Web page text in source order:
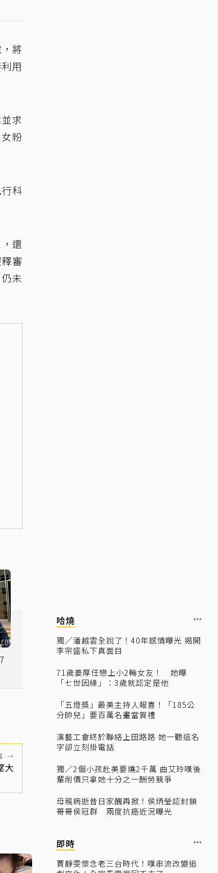
將
用
求
粉
科
還
審
未
→
大
哈燒
獨／潘越雲全說了！40年感情曝光 揭開
李宗盛私下真面目
71歲姜厚任戀上小2輪女友！ 她曝
「七世因緣」：3歲就認定是他
「五燈獎」最美主持人報喜！「185公
分帥兒」要百萬名畫當賀禮
演藝工會終於聯絡上田路路 她一聽這名
字卻立刻掛電話
獨／2個小孩赴美要燒2千萬 曲艾玲嘆後
輩削價只拿她十分之一酬勞競爭
母親病逝昔日家醜再掀！侯炳瑩認封鎖
哥哥侯冠群 兩度抗癌近況曝光
即時
賈靜雯懷念老三台時代！嘆串流改變追